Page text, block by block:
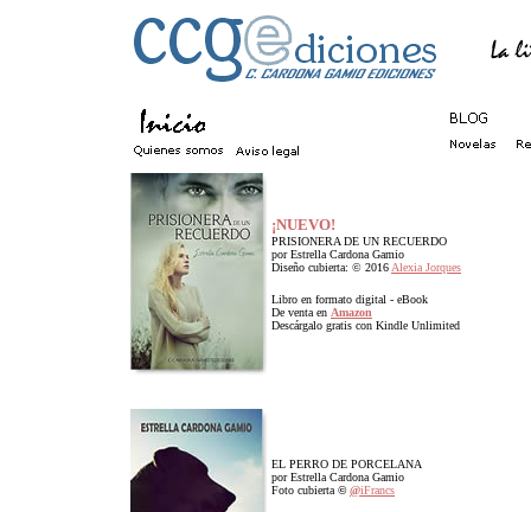
¡NUEVO!
PRISIONERA DE UN RECUERDO
por Estrella Cardona Gamio
Diseño cubierta: © 2016 Alexia Jorques
Libro en formato digital - eBook
De venta en Amazon
Descárgalo gratis con Kindle Unlimited
EL PERRO DE PORCELANA
por Estrella Cardona Gamio
Foto cubierta ©@iFrancs